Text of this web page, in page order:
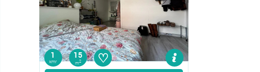
1
kmr
15
m2 ♡